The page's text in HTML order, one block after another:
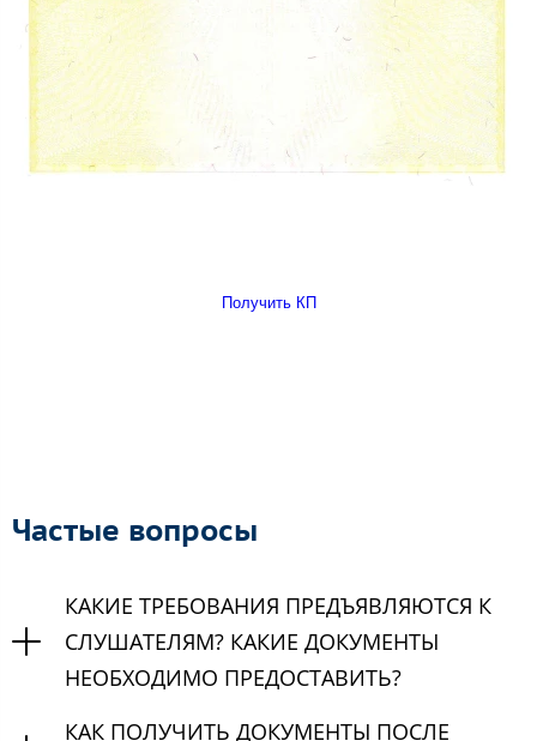
Получить КП
Частые вопросы
КАКИЕ ТРЕБОВАНИЯ ПРЕДЪЯВЛЯЮТСЯ К
СЛУШАТЕЛЯМ? КАКИЕ ДОКУМЕНТЫ
НЕОБХОДИМО ПРЕДОСТАВИТЬ?
КАК ПОЛУЧИТЬ ДОКУМЕНТЫ ПОСЛЕ